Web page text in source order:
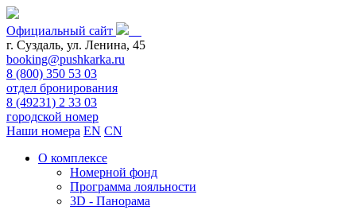
Официальный сайт
г. Суздаль, ул. Ленина, 45
booking@pushkarka.ru
8 (800) 350 53 03
отдел бронирования
8 (49231) 2 33 03
городской номер
Наши номера EN CN
О комплексе
Номерной фонд
Программа лояльности
3D - Панорама